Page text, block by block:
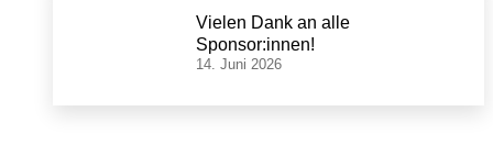
Vielen Dank an alle
Sponsor:innen!
14. Juni 2026